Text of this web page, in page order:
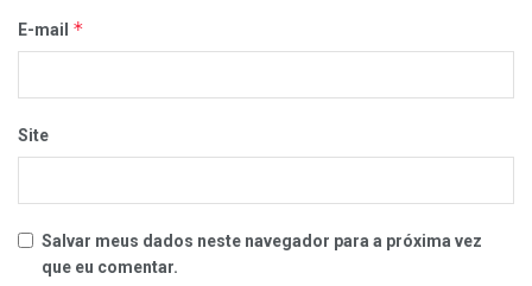
E-mail *
Site
Salvar meus dados neste navegador para a próxima vez
que eu comentar.